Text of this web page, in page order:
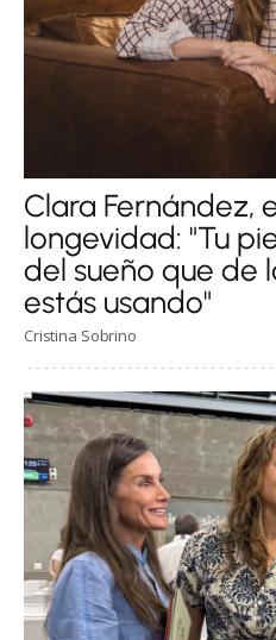
Clara Fernández,
longevidad: "Tu
del sueño que de
estás usando"
Cristina Sobrino